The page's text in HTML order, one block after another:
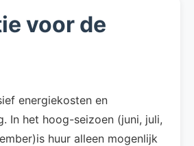
voor de
energiekosten en
In het hoog-seizoen (juni, juli,
huur alleen mogenlijk